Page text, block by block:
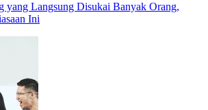
yang Langsung Disukai Banyak Orang,
Ini